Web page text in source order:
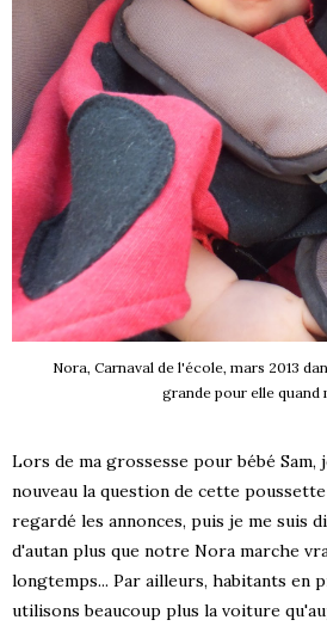
Nora, Carnaval de l'école, mars 2013
grande pour elle quand
Lors de ma grossesse pour bébé Sam,
nouveau la question de cette
regardé les annonces, puis je me suis
d'autan plus que notre Nora marche
longtemps... Par ailleurs, habitants en
utilisons beaucoup plus la voiture